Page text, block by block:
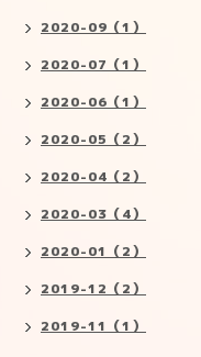
2020-09（1）
2020-07（1）
2020-06（1）
2020-05（2）
2020-04（2）
2020-03（4）
2020-01（2）
2019-12（2）
2019-11（1）